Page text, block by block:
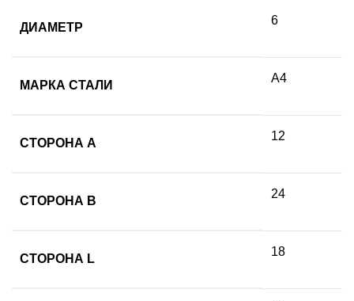
ДИАМЕТР
6
МАРКА СТАЛИ
А4
СТОРОНА А
12
СТОРОНА B
24
СТОРОНА L
18